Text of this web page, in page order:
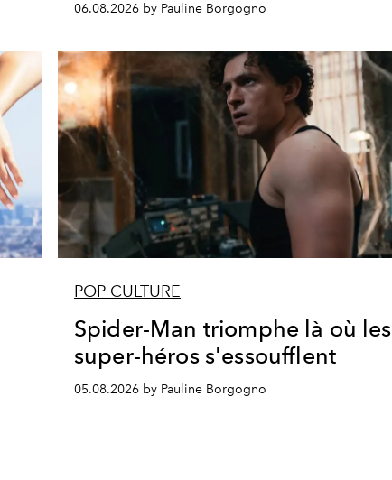
06.08.2026 by Pauline Borgogno
POP CULTURE
Spider-Man triomphe là où les
super-héros s'essoufflent
05.08.2026 by Pauline Borgogno